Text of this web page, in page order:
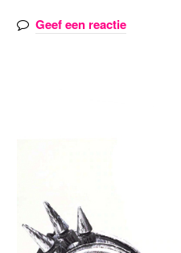
Geef een reactie